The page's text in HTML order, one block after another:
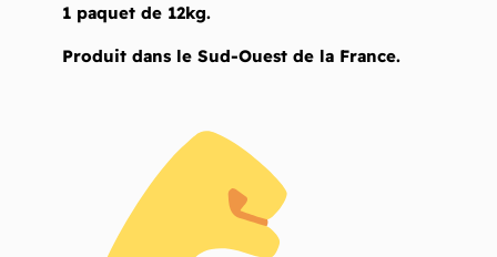
sans
/BAB'IN
1 paquet de 12kg.
Produit dans le Sud-Ouest de la France.